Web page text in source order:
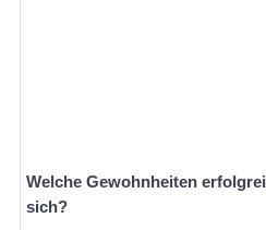
Welche Gewohnheiten
sich?